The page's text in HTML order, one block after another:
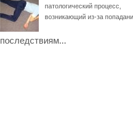
патологический процесс,
возникающий из-за
последствиям...